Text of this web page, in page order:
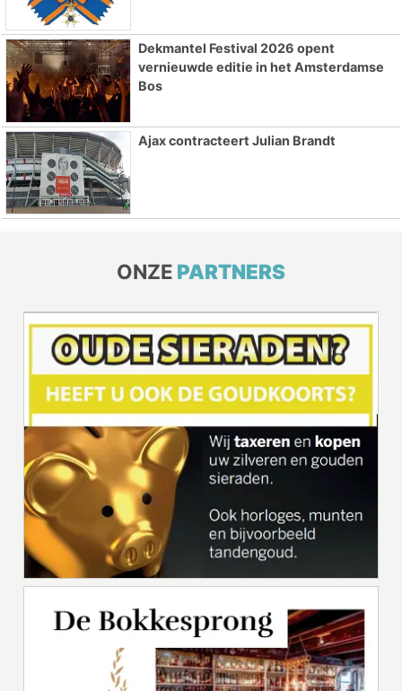
Dekmantel Festival 2026 opent
vernieuwde editie in het Amsterdamse
Bos
Ajax contracteert Julian Brandt
ONZE PARTNERS